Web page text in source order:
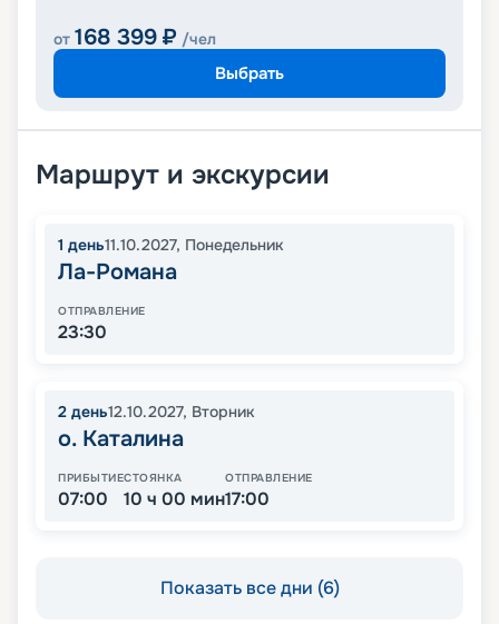
от 168 399 ₽ /чел
Выбрать
Маршрут и экскурсии
1 день11.10.2027, Понедельник
Ла-Романа
ОТПРАВЛЕНИЕ
23:30
2 день12.10.2027, Вторник
о. Каталина
ПРИБЫТИЕ
07:00
СТОЯНКА
10 ч 00 мин
ОТПРАВЛЕНИЕ
17:00
Показать все дни (6)